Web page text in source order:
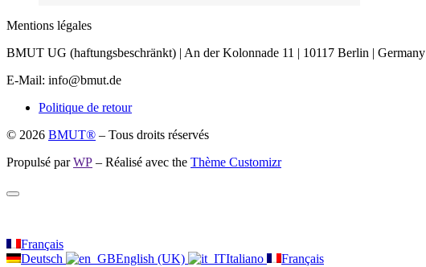
Mentions légales
BMUT UG (haftungsbeschränkt) | An der Kolonnade 11 | 10117 Berlin | Germany
E-Mail: info@bmut.de
Politique de retour
© 2026 BMUT® – Tous droits réservés
Propulsé parWP – Réalisé avec the Thème Customizr
Français
Deutsch
English (UK) Italiano Français